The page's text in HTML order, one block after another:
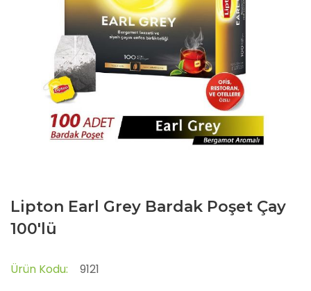
Lipton Earl Grey Bardak Poşet Çay
100'lü
Ürün Kodu: 9121